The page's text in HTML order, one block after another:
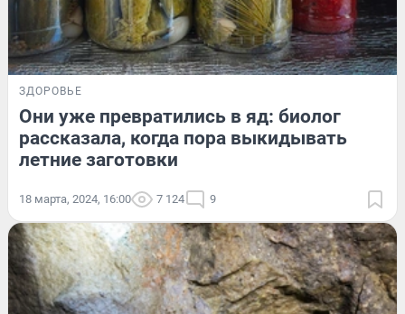
ЗДОРОВЬЕ
Они уже превратились в яд: биолог
рассказала, когда пора выкидывать
летние заготовки
18 марта, 2024, 16:00 7 124 9